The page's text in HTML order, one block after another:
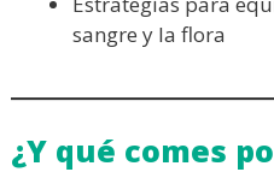
sangre y la flora
¿Y qué comes